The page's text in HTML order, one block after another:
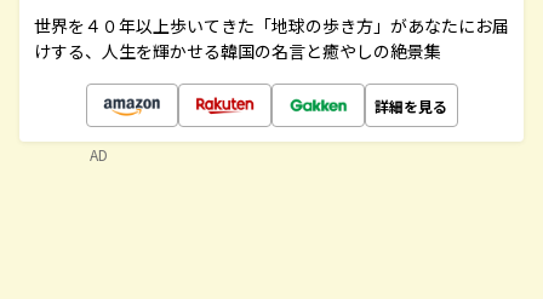
世界を４０年以上歩いてきた「地球の歩き方」があなたにお届
けする、人生を輝かせる韓国の名言と癒やしの絶景集
詳細を見る
AD